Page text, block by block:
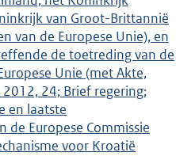
van Groot-Brittannië
van de Europese Unie), en
de toetreding van de
Unie (met Akte,
24; Brief regering;
en laatste
Europese Commissie
voor Kroatië